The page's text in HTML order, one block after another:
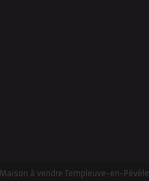
Maison à vendre Templeuve-en-Pévèle